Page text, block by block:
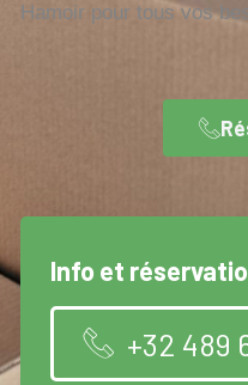
Hamoir pour tous vos
Info et
+32 489